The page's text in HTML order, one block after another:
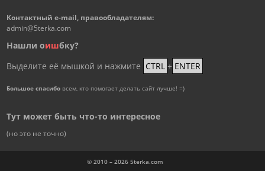
Контактный e-mail, правообладателям:
admin@5terka.com
Нашли оишбку?
Выделите её мышкой и нажмите CTRL + ENTER
Большое спасибовсем, кто помогает делать сайт лучше! =)
Тут может быть что-то интересное
(но это не точно)
© 2010 – 2026 5terka.com